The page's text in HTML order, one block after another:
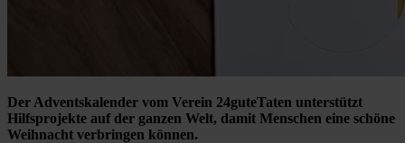
Der Adventskalender vom Verein 24guteTaten unterstützt
Hilfsprojekte auf der ganzen Welt, damit Menschen eine schöne
Weihnacht verbringen können.